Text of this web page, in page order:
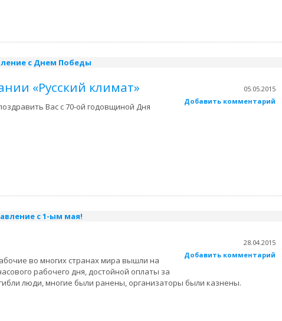
05.05.2015
Добавить комментарий
«Русский климат»
Вас с 70-ой годовщиной Дня
28.04.2015
Добавить комментарий
во многих странах мира вышли на
рабочего дня, достойной оплаты за
люди, многие были ранены, организаторы были казнены.